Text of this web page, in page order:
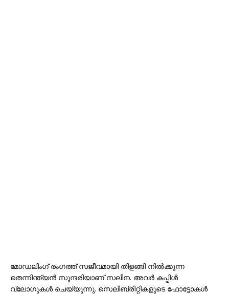
മോഡലിംഗ് രംഗത്ത് സജീവമായി തിളങ്ങി നിൽക്കുന്ന
തെന്നിന്ത്യൻ സുന്ദരിയാണ് സലീന. അവർ കപ്പിൾ
വ്ലോഗുകൾ ചെയ്യുന്നു. സെലിബ്രിറ്റികളുടെ ഫോട്ടോകൾ